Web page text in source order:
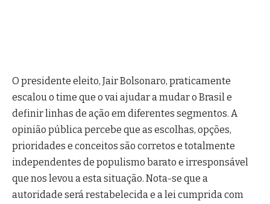
O presidente eleito, Jair Bolsonaro, praticamente
escalou o time que o vai ajudar a mudar o Brasil e
definir linhas de ação em diferentes segmentos. A
opinião pública percebe que as escolhas, opções,
prioridades e conceitos são corretos e totalmente
independentes de populismo barato e irresponsável
que nos levou a esta situação. Nota-se que a
autoridade será restabelecida e a lei cumprida com